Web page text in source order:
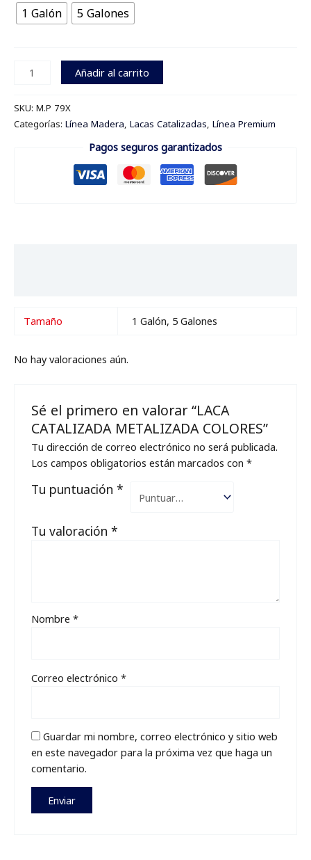
1 Galón 5 Galones
Añadir al carrito
SKU: M.P 79X
Categorías: Línea Madera, Lacas Catalizadas, Línea Premium
Pagos seguros garantizados
Tamaño 1 Galón, 5 Galones
No hay valoraciones aún.
Sé el primero en valorar “LACA
CATALIZADA METALIZADA COLORES”
Tu dirección de correo electrónico no será publicada.
Los campos obligatorios están marcados con*
Tu puntuación*
Tu valoración*
Nombre*
Correo electrónico*
Guardar mi nombre, correo electrónico y sitio web
en este navegador para la próxima vez que haga un
comentario.